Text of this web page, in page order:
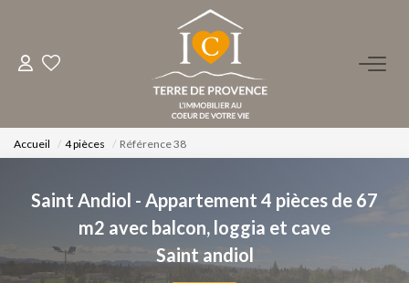
ACHETER
LOUER
ESTIMER
FAIRE GÉRER
Accueil 4 pièces Référence 38
Saint Andiol - Appartement 4 pièces de 67
m2 avec balcon, loggia et cave
Saint andiol